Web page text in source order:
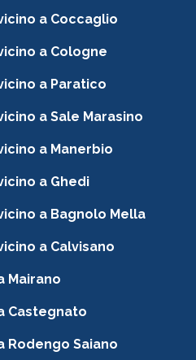
a Coccaglio
a Cologne
a Paratico
a Sale Marasino
a Manerbio
a Ghedi
a Bagnolo Mella
a Calvisano
Mairano
Castegnato
Rodengo Saiano